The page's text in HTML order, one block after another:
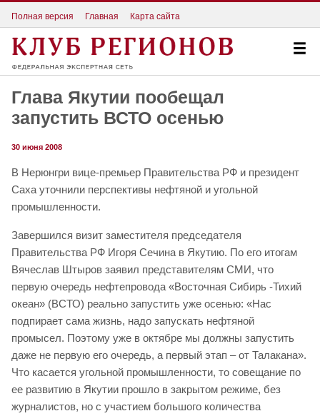
Полная версия Главная Карта сайта
Глава Якутии пообещал
запустить ВСТО осенью
30 июня 2008
В Нерюнгри вице-премьер Правительства РФ и президент
Саха уточнили перспективы нефтяной и угольной
промышленности.
Завершился визит заместителя председателя
Правительства РФ Игоря Сечина в Якутию. По его итогам
Вячеслав Штыров заявил представителям СМИ, что
первую очередь нефтепровода «Восточная Сибирь -Тихий
океан» (ВСТО) реально запустить уже осенью: «Нас
подпирает сама жизнь, надо запускать нефтяной
промысел. Поэтому уже в октябре мы должны запустить
даже не первую его очередь, а первый этап – от Талакана».
Что касается угольной промышленности, то совещание по
ее развитию в Якутии прошло в закрытом режиме, без
журналистов, но с участием большого количества